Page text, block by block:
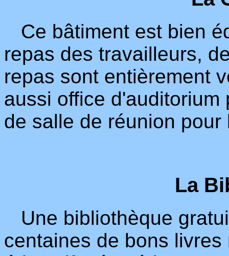
Ce bâtiment est bien
repas des travailleurs,
repas sont entièrement
aussi office
de salle de réunion
La
Une bibliothèque
centaines de bons